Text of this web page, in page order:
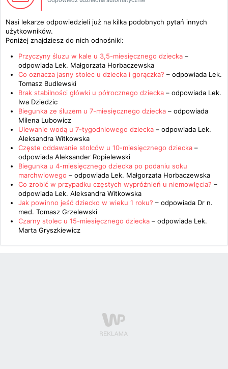
Nasi lekarze odpowiedzieli już na kilka podobnych pytań innych
użytkowników.
Poniżej znajdziesz do nich odnośniki:
Przyczyny śluzu w kale u 3,5-miesięcznego dziecka –
odpowiada Lek. Małgorzata Horbaczewska
Co oznacza jasny stolec u dziecka i gorączka? – odpowiada Lek.
Tomasz Budlewski
Brak stabilności główki u półrocznego dziecka – odpowiada Lek.
Iwa Dziedzic
Biegunka ze śluzem u 7-miesięcznego dziecka – odpowiada
Milena Lubowicz
Ulewanie wodą u 7-tygodniowego dziecka – odpowiada Lek.
Aleksandra Witkowska
Częste oddawanie stolców u 10-miesięcznego dziecka –
odpowiada Aleksander Ropielewski
Biegunka u 4-miesięcznego dziecka po podaniu soku
marchwiowego – odpowiada Lek. Małgorzata Horbaczewska
Co zrobić w przypadku częstych wypróżnień u niemowlęcia? –
odpowiada Lek. Aleksandra Witkowska
Jak powinno jeść dziecko w wieku 1 roku? – odpowiada Dr n.
med. Tomasz Grzelewski
Czarny stolec u 15-miesięcznego dziecka – odpowiada Lek.
Marta Gryszkiewicz